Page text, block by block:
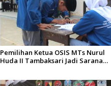
Pemilihan Ketua OSIS MTs Nurul
Huda II Tambaksari Jadi Sarana